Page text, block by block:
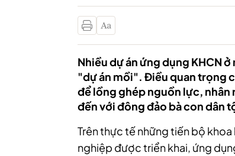
Nhiều dự án ứng dụng KHCN
"dự án mồi". Điều quan trọng
để lồng ghép nguồn lực, nhân
đến với đông đảo bà con dân
Trên thực tế những tiến bộ
nghiệp được triển khai, ứng